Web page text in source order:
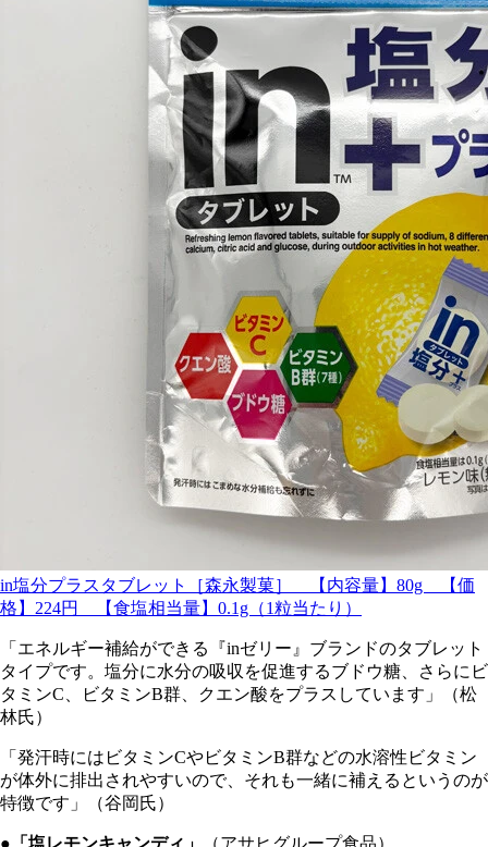
in塩分プラスタブレット［森永製菓］ 【内容量】80g 【価
格】224円 【食塩相当量】0.1g（1粒当たり）
「エネルギー補給ができる『inゼリー』ブランドのタブレット
タイプです。塩分に水分の吸収を促進するブドウ糖、さらにビ
タミンC、ビタミンB群、クエン酸をプラスしています」（松
林氏）
「発汗時にはビタミンCやビタミンB群などの水溶性ビタミン
が体外に排出されやすいので、それも一緒に補えるというのが
特徴です」（谷岡氏）